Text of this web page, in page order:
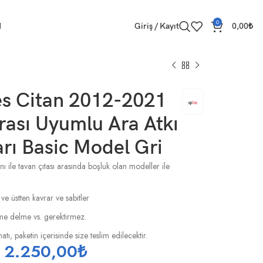
Giriş / Kayıt 0 0,00₺
Citan 2012-2021
Uyumlu Ara Atkı
Basic Model Gri
ile tavan çıtası arasında boşluk olan modeller ile
ve üstten kavrar ve sabitler
delme vs. gerektirmez.
paketin içerisinde size teslim edilecektir.
2.250,00₺